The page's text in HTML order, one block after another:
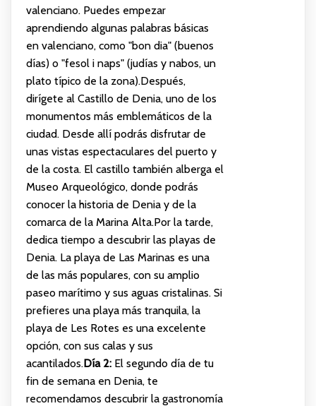
valenciano. Puedes empezar
aprendiendo algunas palabras básicas
en valenciano, como "bon dia" (buenos
días) o "fesol i naps" (judías y nabos, un
plato típico de la zona).Después,
dirígete al Castillo de Denia, uno de los
monumentos más emblemáticos de la
ciudad. Desde allí podrás disfrutar de
unas vistas espectaculares del puerto y
de la costa. El castillo también alberga el
Museo Arqueológico, donde podrás
conocer la historia de Denia y de la
comarca de la Marina Alta.Por la tarde,
dedica tiempo a descubrir las playas de
Denia. La playa de Las Marinas es una
de las más populares, con su amplio
paseo marítimo y sus aguas cristalinas. Si
prefieres una playa más tranquila, la
playa de Les Rotes es una excelente
opción, con sus calas y sus
acantilados.Día 2:El segundo día de tu
fin de semana en Denia, te
recomendamos descubrir la gastronomía